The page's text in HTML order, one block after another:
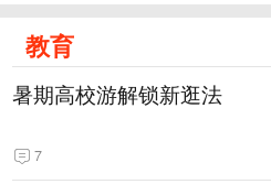
教育
暑期高校游解锁新逛法
7